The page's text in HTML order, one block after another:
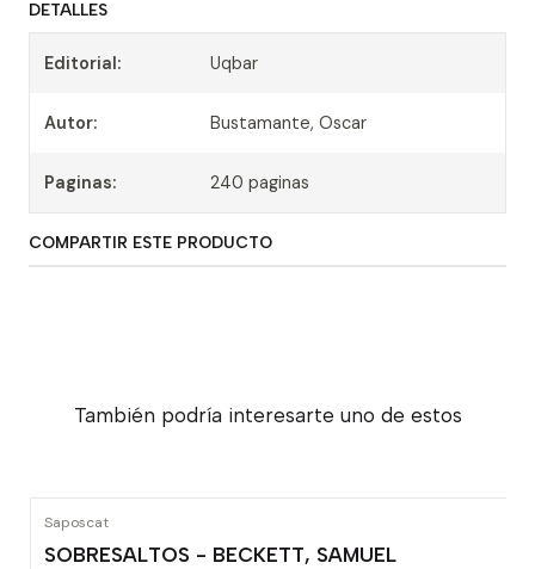
DETALLES
Editorial: Uqbar
Autor: Bustamante, Oscar
Paginas: 240 paginas
COMPARTIR ESTE PRODUCTO
También podría interesarte uno de estos
Saposcat
SOBRESALTOS - BECKETT, SAMUEL